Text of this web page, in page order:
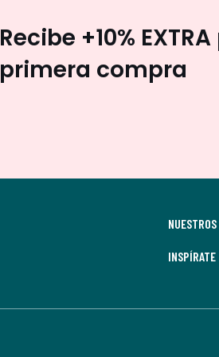
Recibe +10%
primera compra
INSPÍRATE